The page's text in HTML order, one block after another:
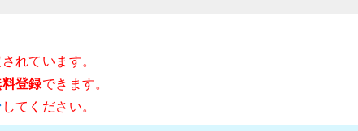
れています。
登録できます。
してください。